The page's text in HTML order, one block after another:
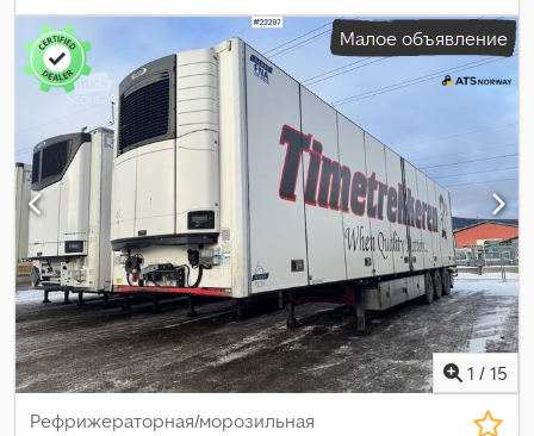
мм, высота грузового отсека:2 650 мм, объем грузового
пространства:
, подвеска: воздух, размер шины:385/65
R22,5, колесная база:7 600 мм, Год выпуска:2020
Оборудование:ABS,
Малое объявление
1 / 15
Рефрижераторная/морозильная